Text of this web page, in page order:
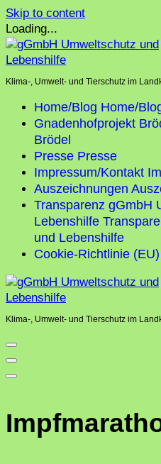
Skip to content
Loading...
Klima-, Umwelt- und Tierschutz im
Home/Blog Home/
Gnadenhofprojekt
Brödel
Presse Presse
Impressum/Kontakt
Auszeichnungen
Transparenz gGmbH
Lebenshilfe
und Lebenshilfe
Cookie-Richtlinie (EU)
Klima-, Umwelt- und Tierschutz im